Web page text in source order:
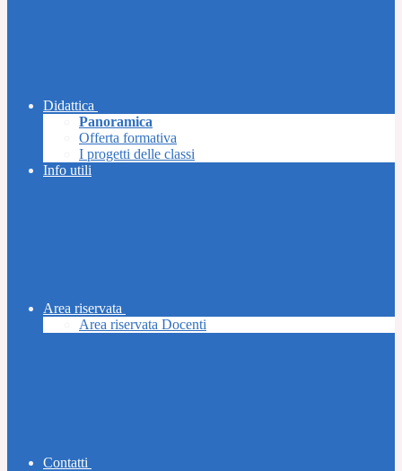
Didattica
Panoramica
Offerta formativa
I progetti delle classi
Info utili
Area riservata
Area riservata Docenti
Contatti